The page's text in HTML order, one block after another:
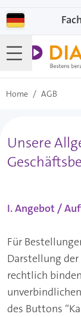
Home / AGB
Unsere
I. Angebot /
Für
Darstellung
rechtlich
des Buttons